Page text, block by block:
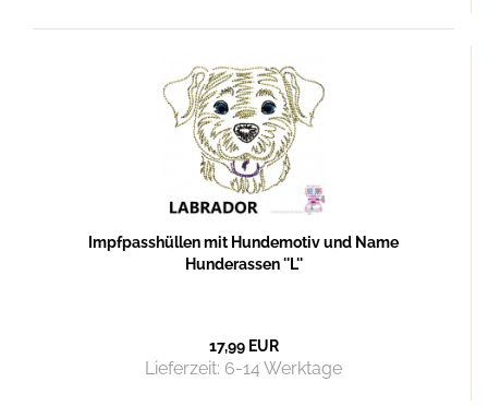
Impfpasshüllen mit Hundemotiv und Name
Hunderassen ''L''
17,99 EUR
Lieferzeit: 6-14 Werktage